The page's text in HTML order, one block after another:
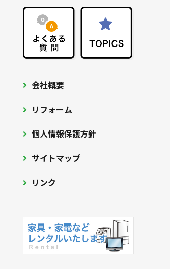
会社概要
リフォーム
個人情報保護方針
サイトマップ
リンク